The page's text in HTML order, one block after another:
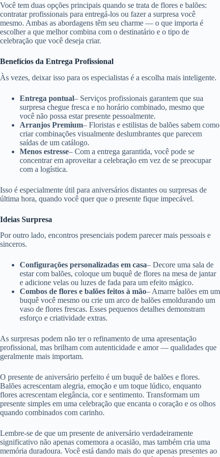
Você tem duas opções principais quando se trata de flores e balões:
contratar profissionais para entregá-los ou fazer a surpresa você
mesmo. Ambas as abordagens têm seu charme — o que importa é
escolher a que melhor combina com o destinatário e o tipo de
celebração que você deseja criar.
Benefícios da Entrega Profissional
Às vezes, deixar isso para os especialistas é a escolha mais inteligente.
Entrega pontual– Serviços profissionais garantem que sua
surpresa chegue fresca e no horário combinado, mesmo que
você não possa estar presente pessoalmente.
Arranjos Premium– Floristas e estilistas de balões sabem como
criar combinações visualmente deslumbrantes que parecem
saídas de um catálogo.
Menos estresse– Com a entrega garantida, você pode se
concentrar em aproveitar a celebração em vez de se preocupar
com a logística.
Isso é especialmente útil para aniversários distantes ou surpresas de
última hora, quando você quer que o presente fique impecável.
Ideias Surpresa
Por outro lado, encontros presenciais podem parecer mais pessoais e
sinceros.
Configurações personalizadas em casa– Decore uma sala de
estar com balões, coloque um buquê de flores na mesa de jantar
e adicione velas ou luzes de fada para um efeito mágico.
Combos de flores e balões feitos à mão– Amarre balões em um
buquê você mesmo ou crie um arco de balões emoldurando um
vaso de flores frescas. Esses pequenos detalhes demonstram
esforço e criatividade extras.
As surpresas podem não ter o refinamento de uma apresentação
profissional, mas brilham com autenticidade e amor — qualidades que
geralmente mais importam.
O presente de aniversário perfeito é um buquê de balões e flores.
Balões acrescentam alegria, emoção e um toque lúdico, enquanto
flores acrescentam elegância, cor e sentimento. Transformam um
presente simples em uma celebração que encanta o coração e os olhos
quando combinados com carinho.
Lembre-se de que um presente de aniversário verdadeiramente
significativo não apenas comemora a ocasião, mas também cria uma
memória duradoura. Você está dando mais do que apenas presentes ao